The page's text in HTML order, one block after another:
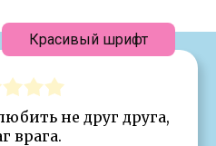
не друг друга,
врага.
Красивый шрифт